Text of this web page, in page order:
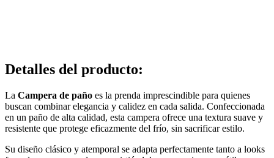
Detalles del producto:
La Campera de paño es la prenda imprescindible para quienes
buscan combinar elegancia y calidez en cada salida. Confeccionada
en un paño de alta calidad, esta campera ofrece una textura suave y
resistente que protege eficazmente del frío, sin sacrificar estilo.
Su diseño clásico y atemporal se adapta perfectamente tanto a looks